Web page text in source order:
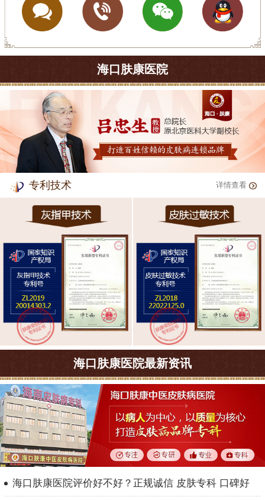
海口肤康医院
专利技术 详情查看
海口肤康医院最新资讯
海口肤康医院评价好不好？正规诚信 皮肤专科 口碑好